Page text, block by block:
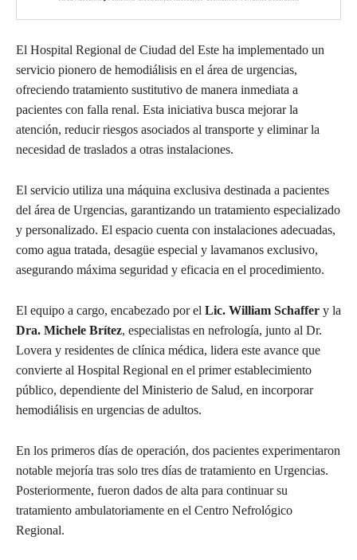
El Hospital Regional de Ciudad del Este ha implementado un
servicio pionero de hemodiálisis en el área de urgencias,
ofreciendo tratamiento sustitutivo de manera inmediata a
pacientes con falla renal. Esta iniciativa busca mejorar la
atención, reducir riesgos asociados al transporte y eliminar la
necesidad de traslados a otras instalaciones.
El servicio utiliza una máquina exclusiva destinada a pacientes
del área de Urgencias, garantizando un tratamiento especializado
y personalizado. El espacio cuenta con instalaciones adecuadas,
como agua tratada, desagüe especial y lavamanos exclusivo,
asegurando máxima seguridad y eficacia en el procedimiento.
El equipo a cargo, encabezado por el Lic. William Schaffer y la
Dra. Michele Brítez, especialistas en nefrología, junto al Dr.
Lovera y residentes de clínica médica, lidera este avance que
convierte al Hospital Regional en el primer establecimiento
público, dependiente del Ministerio de Salud, en incorporar
hemodiálisis en urgencias de adultos.
En los primeros días de operación, dos pacientes experimentaron
notable mejoría tras solo tres días de tratamiento en Urgencias.
Posteriormente, fueron dados de alta para continuar su
tratamiento ambulatoriamente en el Centro Nefrológico
Regional.